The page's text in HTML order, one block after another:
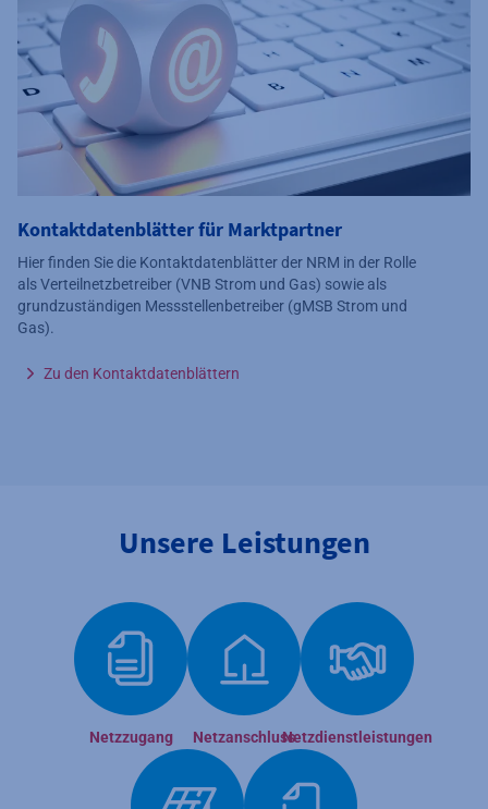
Kontaktdatenblätter für Marktpartner
Hier finden Sie die Kontaktdatenblätter der NRM in der Rolle
als Verteilnetzbetreiber (VNB Strom und Gas) sowie als
grundzuständigen Messstellenbetreiber (gMSB Strom und
Gas).
Zu den Kontaktdatenblättern
Unsere Leistungen
Netzzugang NetzanschlussNetzdienstleistungen